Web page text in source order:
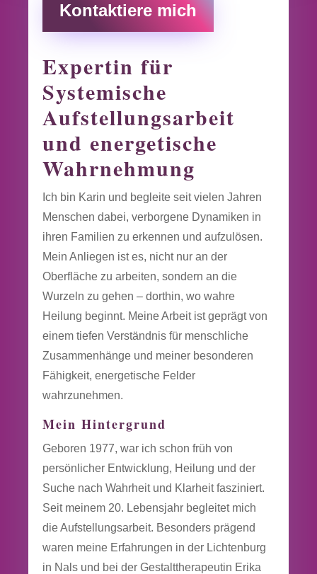
Kontaktiere mich
Expertin für
Systemische
Aufstellungsarbeit
und energetische
Wahrnehmung
Ich bin Karin und begleite seit vielen Jahren
Menschen dabei, verborgene Dynamiken in
ihren Familien zu erkennen und aufzulösen.
Mein Anliegen ist es, nicht nur an der
Oberfläche zu arbeiten, sondern an die
Wurzeln zu gehen – dorthin, wo wahre
Heilung beginnt. Meine Arbeit ist geprägt von
einem tiefen Verständnis für menschliche
Zusammenhänge und meiner besonderen
Fähigkeit, energetische Felder
wahrzunehmen.
Mein Hintergrund
Geboren 1977, war ich schon früh von
persönlicher Entwicklung, Heilung und der
Suche nach Wahrheit und Klarheit fasziniert.
Seit meinem 20. Lebensjahr begleitet mich
die Aufstellungsarbeit. Besonders prägend
waren meine Erfahrungen in der Lichtenburg
in Nals und bei der Gestalttherapeutin Erika